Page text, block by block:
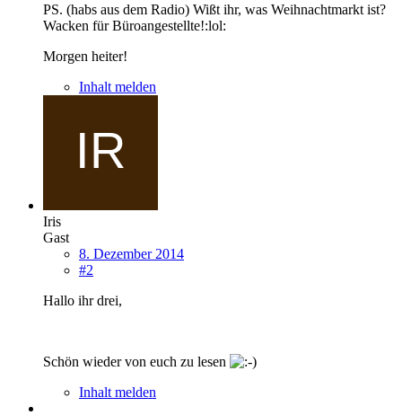
PS. (habs aus dem Radio) Wißt ihr, was Weihnachtmarkt ist?
Wacken für Büroangestellte!:lol:
Morgen heiter!
Inhalt melden
Iris
Gast
8. Dezember 2014
#2
Hallo ihr drei,
Schön wieder von euch zu lesen
Inhalt melden